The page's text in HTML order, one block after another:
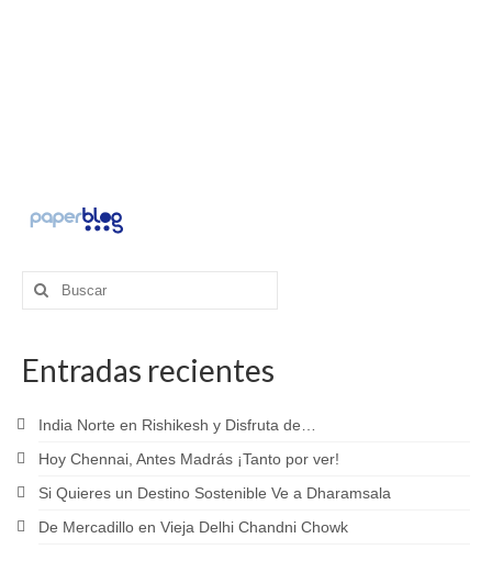
Buscar
por:
Entradas recientes
India Norte en Rishikesh y Disfruta de…
Hoy Chennai, Antes Madrás ¡Tanto por ver!
Si Quieres un Destino Sostenible Ve a Dharamsala
De Mercadillo en Vieja Delhi Chandni Chowk